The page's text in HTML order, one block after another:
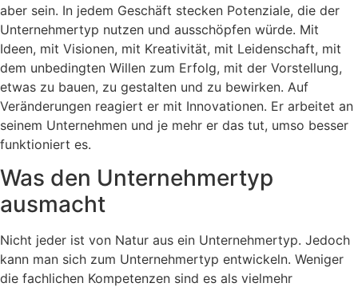
aber sein. In jedem Geschäft stecken Potenziale, die der
Unternehmertyp nutzen und ausschöpfen würde. Mit
Ideen, mit Visionen, mit Kreativität, mit Leidenschaft, mit
dem unbedingten Willen zum Erfolg, mit der Vorstellung,
etwas zu bauen, zu gestalten und zu bewirken. Auf
Veränderungen reagiert er mit Innovationen. Er arbeitet an
seinem Unternehmen und je mehr er das tut, umso besser
funktioniert es.
Was den Unternehmertyp
ausmacht
Nicht jeder ist von Natur aus ein Unternehmertyp. Jedoch
kann man sich zum Unternehmertyp entwickeln. Weniger
die fachlichen Kompetenzen sind es als vielmehr